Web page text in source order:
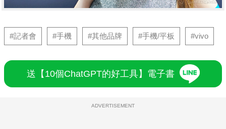
#記者會 #手機 #其他品牌 #手機/平板 #vivo
送【10個ChatGPT的好工具】電子書
ADVERTISEMENT